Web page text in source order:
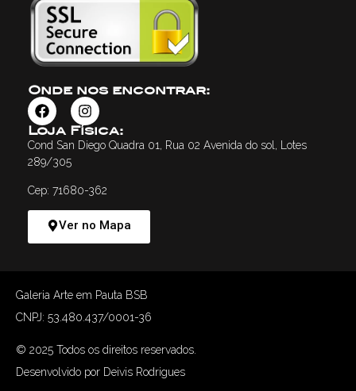
Onde nos encontrar:
Loja Física:
Cond San Diego Quadra 01, Rua 02 Avenida do sol, Lotes
289/305
Cep: 71680-362
Ver no Mapa
Galeria Arte em Pauta BSB
CNPJ: 53.480.437/0001-36
© 2025 Todos os direitos reservados.
Desenvolvido por Deivis Rodrigues